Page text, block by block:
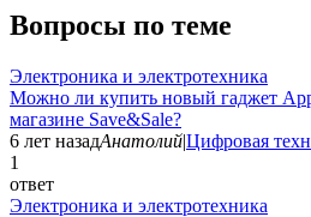
Вопросы по теме
Электроника и электротехника
Можно ли купить новый гаджет
магазине Save&Sale?
6 лет назадАнатолий|Цифровая
1
ответ
Электроника и электротехника